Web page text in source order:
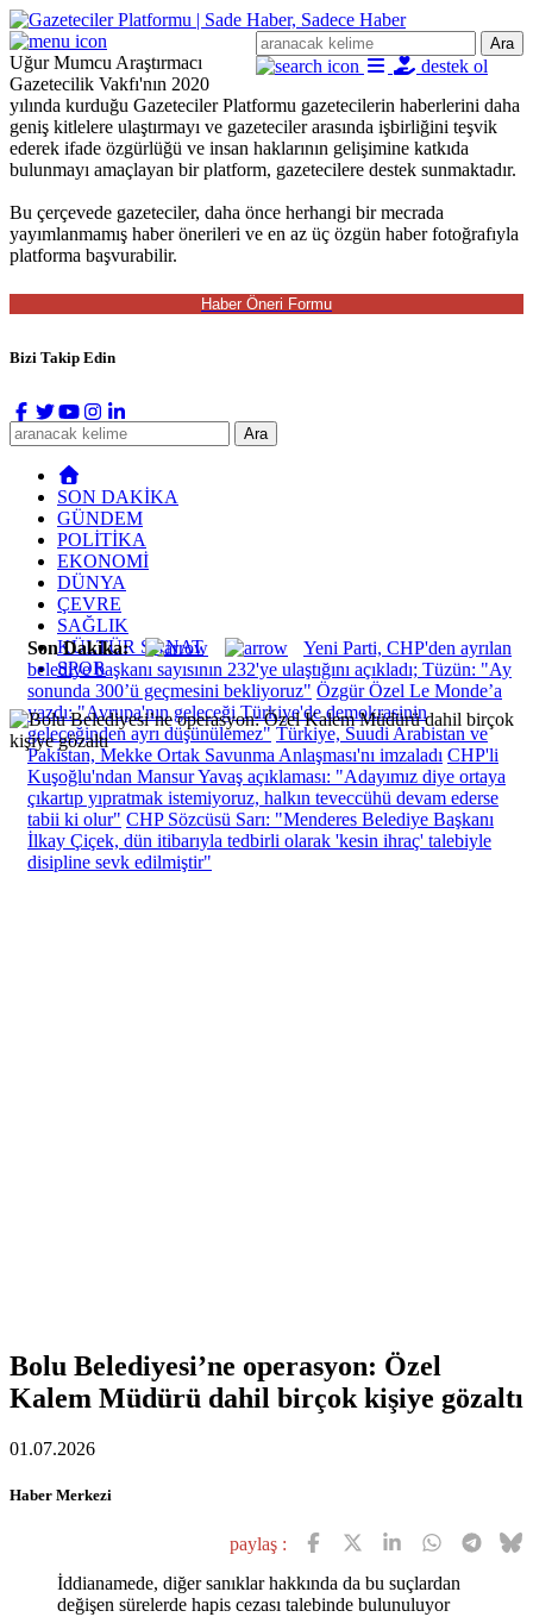
Ara
destek ol
Uğur Mumcu Araştırmacı
Gazetecilik Vakfı'nın 2020
yılında kurduğu Gazeteciler Platformu gazetecilerin haberlerini daha
geniş kitlelere ulaştırmayı ve gazeteciler arasında işbirliğini teşvik
ederek ifade özgürlüğü ve insan haklarının gelişimine katkıda
bulunmayı amaçlayan bir platform, gazetecilere destek sunmaktadır.
Bu çerçevede gazeteciler, daha önce herhangi bir mecrada
yayımlanmamış haber önerileri ve en az üç özgün haber fotoğrafıyla
platforma başvurabilir.
Bizi Takip Edin
Ara
SON DAKİKA
GÜNDEM
POLİTİKA
EKONOMİ
DÜNYA
ÇEVRE
SAĞLIK
KÜLTÜR SANAT
SPOR
Son Dakika:
Yeni Parti, CHP'den ayrılan
belediye başkanı sayısının 232'ye ulaştığını açıkladı; Tüzün: "Ay
sonunda 300’ü geçmesini bekliyoruz" Özgür Özel Le Monde’a
yazdı: "Avrupa'nın geleceği Türkiye'de demokrasinin
geleceğinden ayrı düşünülemez" Türkiye, Suudi Arabistan ve
Pakistan, Mekke Ortak Savunma Anlaşması'nı imzaladı CHP'li
Kuşoğlu'ndan Mansur Yavaş açıklaması: "Adayımız diye ortaya
çıkartıp yıpratmak istemiyoruz, halkın teveccühü devam ederse
tabii ki olur" CHP Sözcüsü Sarı: "Menderes Belediye Başkanı
İlkay Çiçek, dün itibarıyla tedbirli olarak 'kesin ihraç' talebiyle
disipline sevk edilmiştir"
Bolu Belediyesi’ne operasyon: Özel
Kalem Müdürü dahil birçok kişiye gözaltı
01.07.2026
Haber Merkezi
paylaş :
İddianamede, diğer sanıklar hakkında da bu suçlardan
değişen sürelerde hapis cezası talebinde bulunuluyor